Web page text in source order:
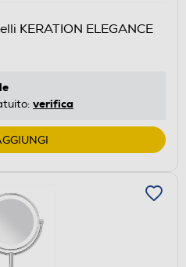
KERATION ELEGANCE
verifica